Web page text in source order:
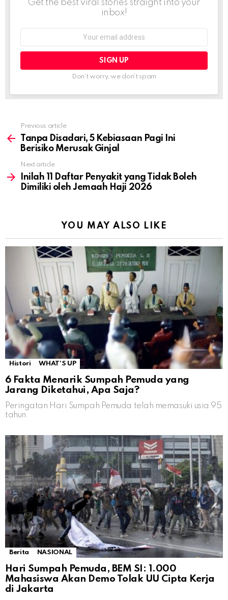
Get the best viral stories straight into your
inbox!
Don't worry, we don't spam
more
Previous article
Tanpa Disadari, 5 Kebiasaan Pagi Ini
Berisiko Merusak Ginjal
Next article
Inilah 11 Daftar Penyakit yang Tidak Boleh
Dimiliki oleh Jemaah Haji 2026
YOU MAY ALSO LIKE
Histori WHAT'S UP
6 Fakta Menarik Sumpah Pemuda yang
Jarang Diketahui, Apa Saja?
Peringatan Hari Sumpah Pemuda telah memasuki usia 95
tahun.
Berita NASIONAL
Hari Sumpah Pemuda, BEM SI: 1.000
Mahasiswa Akan Demo Tolak UU Cipta Kerja
di Jakarta